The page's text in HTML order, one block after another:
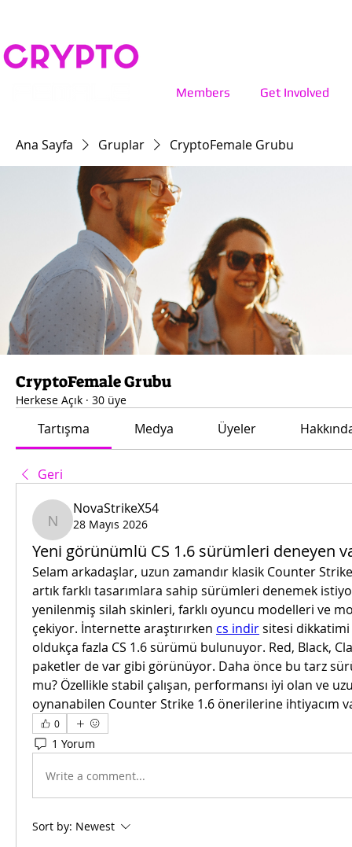
Members Get Involved
Ana Sayfa Gruplar CryptoFemale Grubu
CryptoFemale Grubu
Herkese Açık · 30 üye
Tartışma Medya Üyeler
Geri
NovaStrikeX54
NovaStrikeX54
28 Mayıs 2026
Yeni görünümlü CS 1.6 sürümleri deneyen
Selam arkadaşlar, uzun zamandır klasik Counter
artık farklı tasarımlara sahip sürümleri denemek
yenilenmiş silah skinleri, farklı oyuncu modelleri ve
çekiyor. İnternette araştırırken cs indir sitesi
oldukça fazla CS 1.6 sürümü bulunuyor. Red, Black,
paketler de var gibi görünüyor. Daha önce bu tarz
mu? Özellikle stabil çalışan, performansı iyi olan ve
oynanabilen Counter Strike 1.6 önerilerine ihtiyacım
0
1 Yorum
Write a comment...
Sort by: Newest